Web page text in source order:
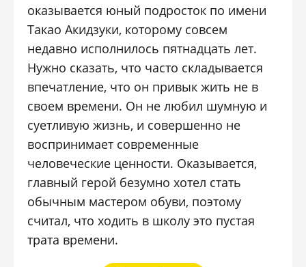
оказывается юный подросток по имени
Такао Акидзуки, которому совсем
недавно исполнилось пятнадцать лет.
Нужно сказать, что часто складывается
впечатление, что он привык жить не в
своем времени. Он не любил шумную и
суетливую жизнь, и совершенно не
воспринимает современные
человеческие ценности. Оказывается,
главный герой безумно хотел стать
обычным мастером обуви, поэтому
считал, что ходить в школу это пустая
трата времени.